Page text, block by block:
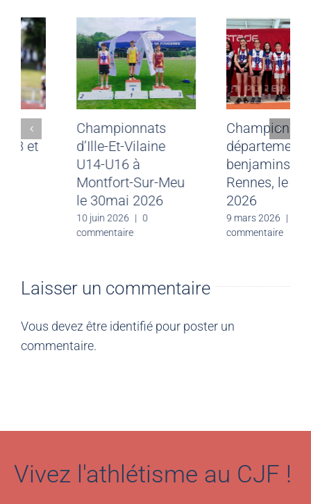
Résultats du
weekend des 13 et
14 juin 2026
|
0
commentaire
Championnats
d’Ille-Et-Vilaine
U14-U16 à
Montfort-Sur-Meu
le 30mai 2026
| 0
commentaire
Laisser un commentaire
Vous devez être identifié pour poster un
commentaire.
Vivez l'athlétisme au CJF !